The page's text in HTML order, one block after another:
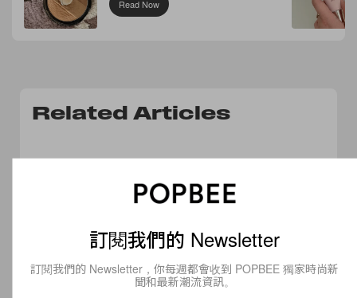
Read Now
Related Articles
訂閱我們的 Newsletter
訂閱我們的 Newsletter，你每週都會收到 POPBEE 獨家時尚新
聞和最新潮流資訊。